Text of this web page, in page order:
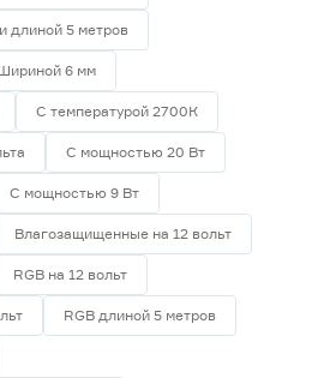
длиной 5 метров
6 мм
С температурой 2700К
С мощностью 20 Вт
С мощностью 9 Вт
Влагозащищенные на 12 вольт
RGB на 12 вольт
RGB длиной 5 метров